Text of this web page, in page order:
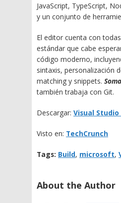
JavaScript, TypeScript,
y un conjunto de
El editor cuenta con
estándar que cabe
código moderno,
sintaxis, personalización
matching y snippets.
también trabaja con Git.
Descargar: Visual Studio
Visto en: TechCrunch
Tags: Build, microsoft,
About the Author